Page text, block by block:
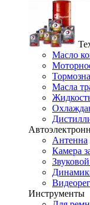
Масло
Масла
Антенна
Камера
Инструменты